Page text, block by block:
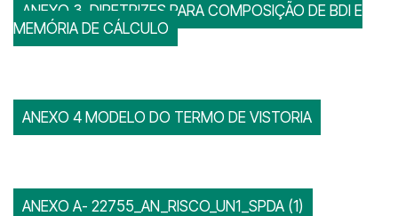
ANEXO 3_DIRETRIZES PARA COMPOSIÇÃO DE BDI E
MEMÓRIA DE CÁLCULO
ANEXO 4 MODELO DO TERMO DE VISTORIA
ANEXO A- 22755_AN_RISCO_UN1_SPDA (1)